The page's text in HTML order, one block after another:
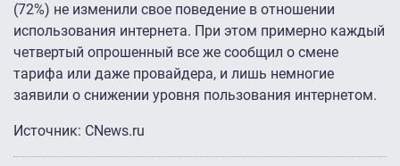
(72%) не изменили свое поведение в отношении
использования интернета. При этом примерно каждый
четвертый опрошенный все же сообщил о смене
тарифа или даже провайдера, и лишь немногие
заявили о снижении уровня пользования интернетом.
Источник: CNews.ru